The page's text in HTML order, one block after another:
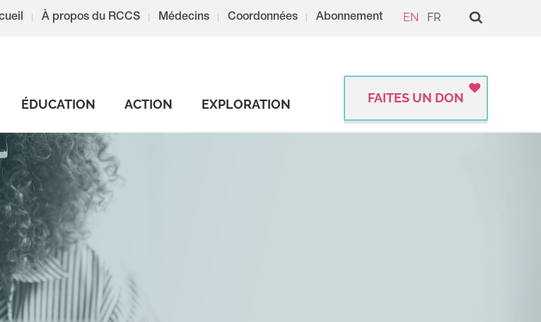
À propos du RCCS Médecins Coordonnées Abonnement EN FR
ÉDUCATION ACTION EXPLORATION FAITES UN DON